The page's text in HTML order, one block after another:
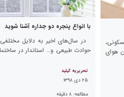
هوای
با انواع پنجره دو جداره آشنا شوید
در سال‌های اخیر به دلایل
حوادث طبیعی و… استاندار در
تحریریه کیلید
۲۵ دی ۱۳۹۸
مطالعه: ۸ دقیقه